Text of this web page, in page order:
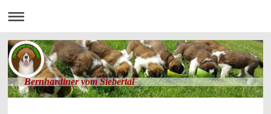
Bernhardiner vom Siebertal